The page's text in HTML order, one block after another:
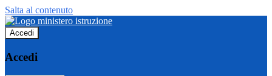
Salta al contenuto
Accedi
Accedi